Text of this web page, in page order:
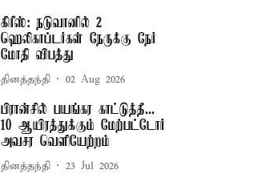
கிரீஸ்: நடுவானில் 2
ஹெலிகாப்டர்கள் நேருக்கு நேர்
மோதி விபத்து
தினத்தந்தி 02 Aug 2026
பிரான்சில் பயங்கர காட்டுத்தீ...
10 ஆயிரத்துக்கும் மேற்பட்டோர்
அவசர வெளியேற்றம்
தினத்தந்தி 23 Jul 2026